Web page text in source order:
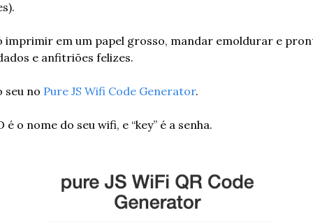
imprimir em um papel grosso, mandar emoldurar e
e anfitriões felizes.
seu no Pure JS Wifi Code Generator.
é o nome do seu wifi, e “key” é a senha.